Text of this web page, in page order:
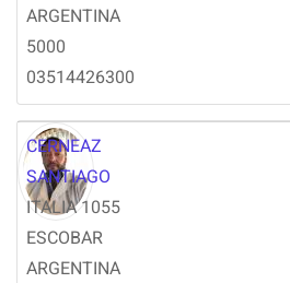
ARGENTINA
5000
03514426300
CERNEAZ
SANTIAGO
ITALIA 1055
ESCOBAR
ARGENTINA